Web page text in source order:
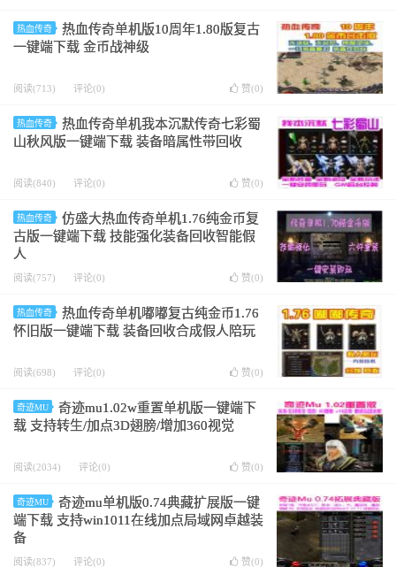
热血传奇
热血传奇单机版10周年1.80版复古
一键端下载 金币战神级
阅读(713) 评论(0) 赞(0)
热血传奇
热血传奇单机我本沉默传奇七彩蜀
山秋风版一键端下载 装备暗属性带回收
阅读(840) 评论(0) 赞(0)
热血传奇
仿盛大热血传奇单机1.76纯金币复
古版一键端下载 技能强化装备回收智能假
人
阅读(757) 评论(0) 赞(0)
热血传奇
热血传奇单机嘟嘟复古纯金币1.76
怀旧版一键端下载 装备回收合成假人陪玩
阅读(698) 评论(0) 赞(0)
奇迹MU
奇迹mu1.02w重置单机版一键端下
载 支持转生/加点3D翅膀/增加360视觉
阅读(2034) 评论(0) 赞(0)
奇迹MU
奇迹mu单机版0.74典藏扩展版一键
端下载 支持win1011在线加点局域网卓越装
备
阅读(837) 评论(0) 赞(0)